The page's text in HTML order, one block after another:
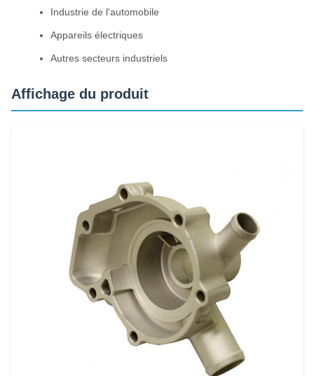
Industrie de l'automobile
Appareils électriques
Autres secteurs industriels
Affichage du produit